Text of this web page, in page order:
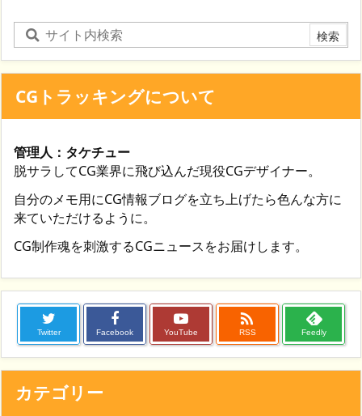
CGトラッキングについて
管理人：タケチュー
脱サラしてCG業界に飛び込んだ現役CGデザイナー。
自分のメモ用にCG情報ブログを立ち上げたら色んな方に
来ていただけるように。
CG制作魂を刺激するCGニュースをお届けします。
Twitter Facebook YouTube

RSS Feedly
カテゴリー